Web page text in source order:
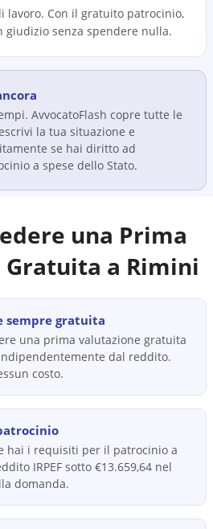
lavoro. Con il gratuito patrocinio,
giudizio senza spendere nulla.
AvvocatoFlash copre tutte le
la tua situazione e
se hai diritto ad
a spese dello Stato.
una Prima
a Rimini
sempre gratuita
una prima valutazione gratuita
dal reddito.
costo.
hai i requisiti per il patrocinio a
IRPEF sotto €13.659,64 nel
domanda.